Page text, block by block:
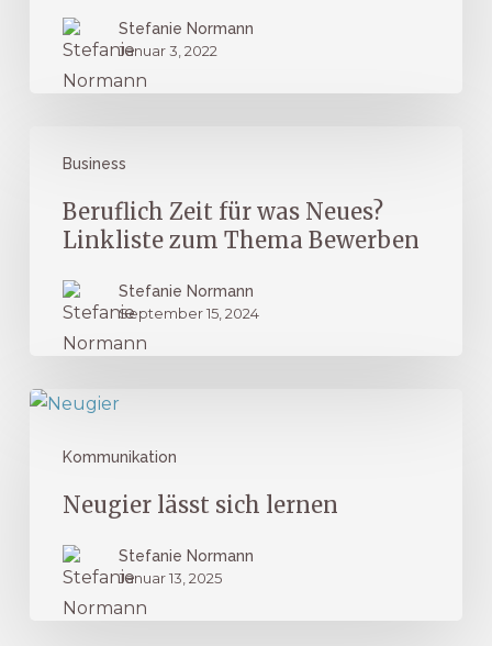
Wege
Stefanie Normann
Januar 3, 2022
Business
Linkliste
zum
Thema
Bewerben
Beruflich Zeit für was Neues?
Linkliste zum Thema Bewerben
Stefanie Normann
September 15, 2024
Kommunikation
Neugier
lernenNeugier lässt sich lernen
Stefanie Normann
Januar 13, 2025